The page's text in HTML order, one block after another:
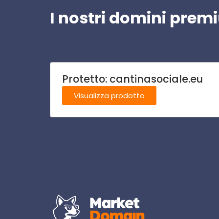
I nostri domini
Protetto: cantinasociale.eu
Visualizza prodotto